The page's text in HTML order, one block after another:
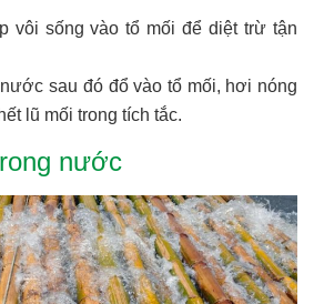
vôi sống vào tổ mối để diệt trừ tận
sau đó đổ vào tổ mối, hơi nóng
lũ mối trong tích tắc.
nước